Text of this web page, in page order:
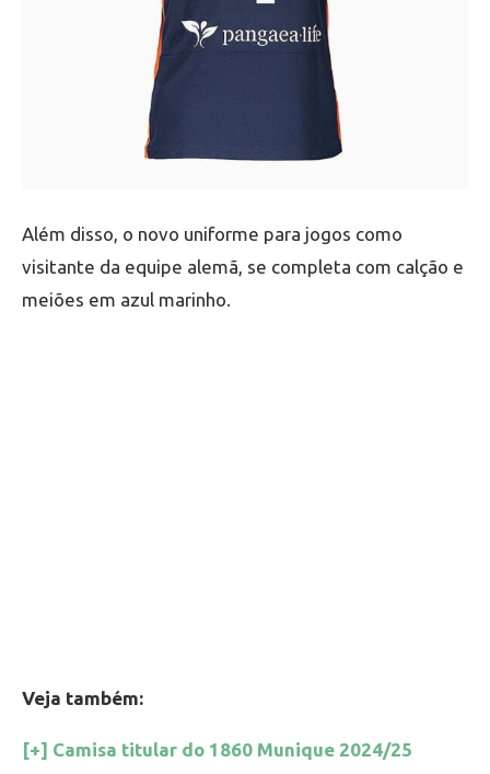
Além disso, o novo uniforme para jogos como
visitante da equipe alemã, se completa com calção e
meiões em azul marinho.
Veja também:
[+] Camisa titular do 1860 Munique 2024/25